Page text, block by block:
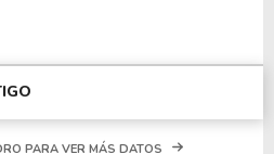
PARA VER MÁS DATOS